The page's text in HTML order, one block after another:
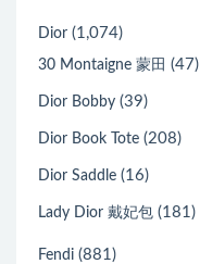
Dior (1,074)
30 Montaigne 蒙田 (47)
Dior Bobby (39)
Dior Book Tote (208)
Dior Saddle (16)
Lady Dior 戴妃包 (181)
Fendi (881)